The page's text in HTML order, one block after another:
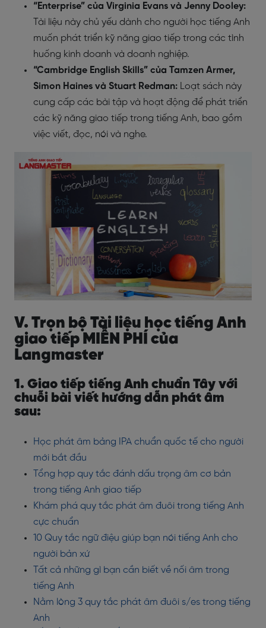
“Enterprise” của Virginia Evans và Jenny Dooley:
Tài liệu này chủ yếu dành cho người học tiếng Anh
muốn phát triển kỹ năng giao tiếp trong các tình
huống kinh doanh và doanh nghiệp.
“Cambridge English Skills” của Tamzen Armer,
Simon Haines và Stuart Redman: Loạt sách này
cung cấp các bài tập và hoạt động để phát triển
các kỹ năng giao tiếp trong tiếng Anh, bao gồm
việc viết, đọc, nói và nghe.
V. Trọn bộ Tài liệu học tiếng Anh
giao tiếp MIỄN PHÍ của
Langmaster
1. Giao tiếp tiếng Anh chuẩn Tây với
chuỗi bài viết hướng dẫn phát âm
sau:
Học phát âm bảng IPA chuẩn quốc tế cho người
mới bắt đầu
Tổng hợp quy tắc đánh dấu trọng âm cơ bản
trong tiếng Anh giao tiếp
Khám phá quy tắc phát âm đuôi trong tiếng Anh
cực chuẩn
10 Quy tắc ngữ điệu giúp bạn nói tiếng Anh cho
người bản xứ
Tất cả những gì bạn cần biết về nối âm trong
tiếng Anh
Nằm lòng 3 quy tắc phát âm đuôi s/es trong tiếng
Anh